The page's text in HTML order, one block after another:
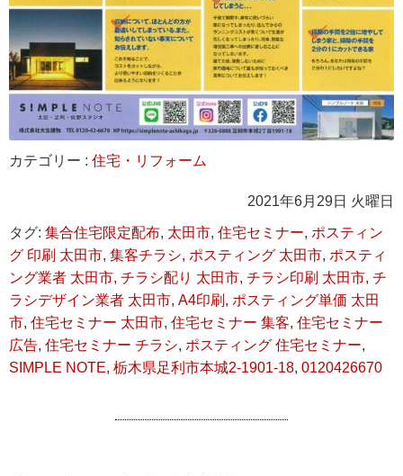
カテゴリー : 住宅・リフォーム
2021年6月29日 火曜日
タグ: 集合住宅限定配布, 太田市, 住宅セミナー, ポスティン
グ 印刷 太田市, 集客チラシ, ポスティング 太田市, ポスティ
ング業者 太田市, チラシ配り 太田市, チラシ印刷 太田市, チ
ラシデザイン業者 太田市, A4印刷 , ポスティング単価 太田
市, 住宅セミナー 太田市, 住宅セミナー 集客, 住宅セミナー
広告, 住宅セミナー チラシ, ポスティング 住宅セミナー,
SIMPLE NOTE, 栃木県足利市本城2-1901-18, 0120426670